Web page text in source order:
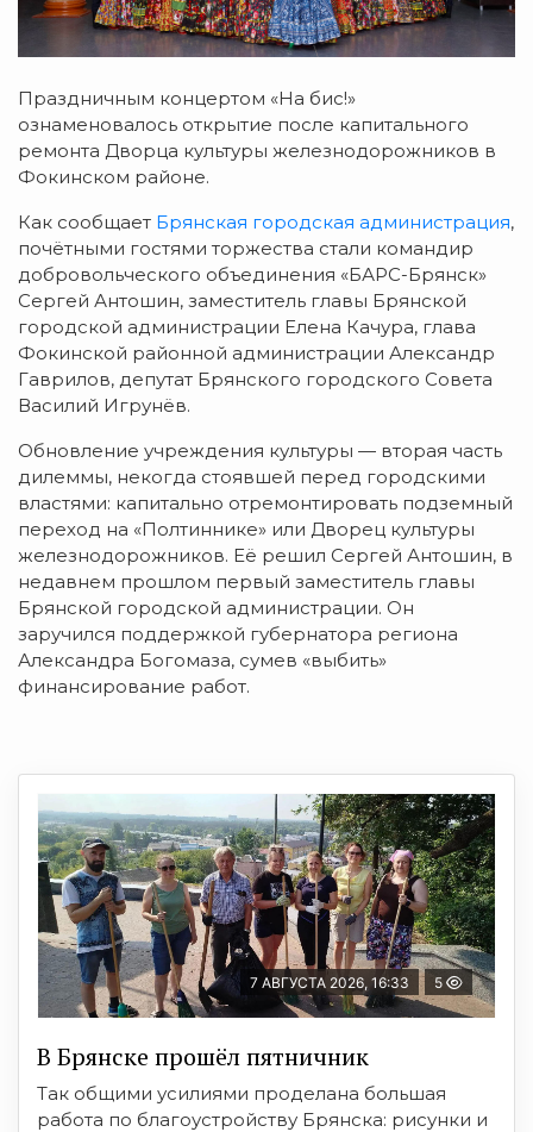
Праздничным концертом «На бис!»
ознаменовалось открытие после капитального
ремонта Дворца культуры железнодорожников в
Фокинском районе.
Как сообщает Брянская городская администрация,
почётными гостями торжества стали командир
добровольческого объединения «БАРС-Брянск»
Сергей Антошин, заместитель главы Брянской
городской администрации Елена Качура, глава
Фокинской районной администрации Александр
Гаврилов, депутат Брянского городского Совета
Василий Игрунёв.
Обновление учреждения культуры — вторая часть
дилеммы, некогда стоявшей перед городскими
властями: капитально отремонтировать подземный
переход на «Полтиннике» или Дворец культуры
железнодорожников. Её решил Сергей Антошин, в
недавнем прошлом первый заместитель главы
Брянской городской администрации. Он
заручился поддержкой губернатора региона
Александра Богомаза, сумев «выбить»
финансирование работ.
7 АВГУСТА 2026, 16:33 5
В Брянске прошёл пятничник
Так общими усилиями проделана большая
работа по благоустройству Брянска: рисунки и